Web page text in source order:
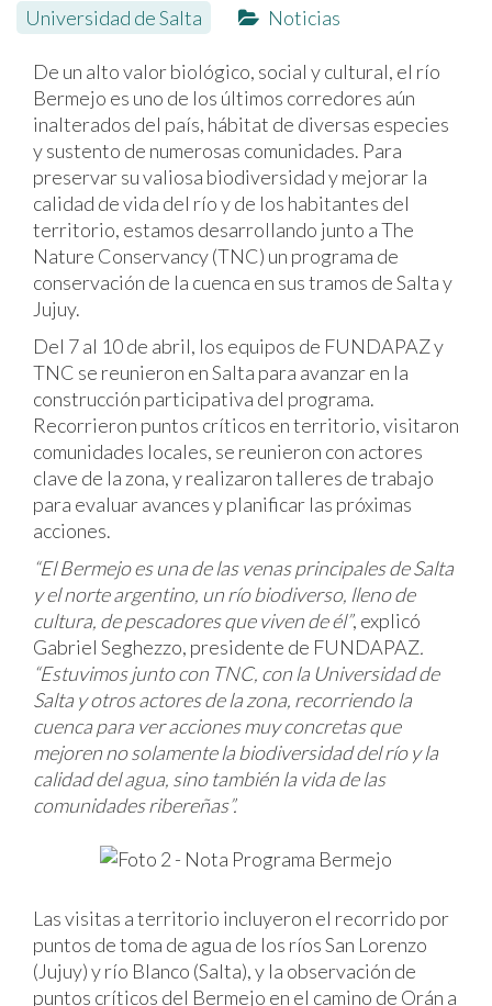
Universidad de Salta
Noticias
De un alto valor biológico, social y cultural, el río
Bermejo es uno de los últimos corredores aún
inalterados del país, hábitat de diversas especies
y sustento de numerosas comunidades. Para
preservar su valiosa biodiversidad y mejorar la
calidad de vida del río y de los habitantes del
territorio, estamos desarrollando junto a The
Nature Conservancy (TNC) un programa de
conservación de la cuenca en sus tramos de Salta y
Jujuy.
Del 7 al 10 de abril, los equipos de FUNDAPAZ y
TNC se reunieron en Salta para avanzar en la
construcción participativa del programa.
Recorrieron puntos críticos en territorio, visitaron
comunidades locales, se reunieron con actores
clave de la zona, y realizaron talleres de trabajo
para evaluar avances y planificar las próximas
acciones.
“El Bermejo es una de las venas principales de Salta
y el norte argentino, un río biodiverso, lleno de
cultura, de pescadores que viven de él”, explicó
Gabriel Seghezzo, presidente de FUNDAPAZ.
“Estuvimos junto con TNC, con la Universidad de
Salta y otros actores de la zona, recorriendo la
cuenca para ver acciones muy concretas que
mejoren no solamente la biodiversidad del río y la
calidad del agua, sino también la vida de las
comunidades ribereñas”.
Las visitas a territorio incluyeron el recorrido por
puntos de toma de agua de los ríos San Lorenzo
(Jujuy) y río Blanco (Salta), y la observación de
puntos críticos del Bermejo en el camino de Orán a